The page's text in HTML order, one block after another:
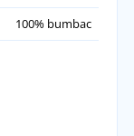
100% bumbac